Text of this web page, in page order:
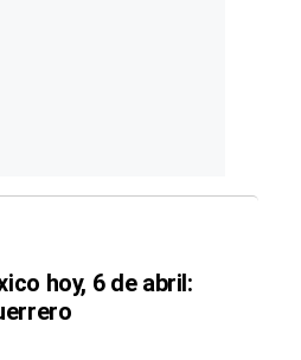
hoy, 6 de abril: